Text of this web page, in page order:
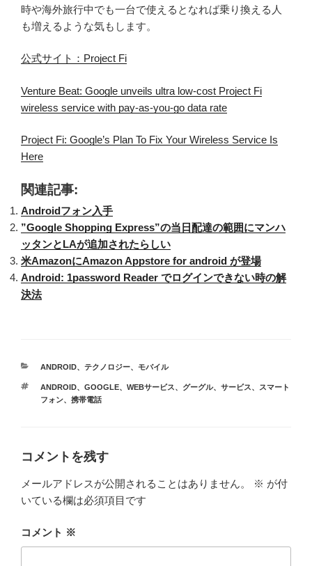
時や海外旅行中でも一台で使えるとなれば乗り換える人
も増えるような気もします。
公式サイト：Project Fi
Venture Beat: Google unveils ultra low-cost Project Fi
wireless service with pay-as-you-go data rate
Project Fi: Google’s Plan To Fix Your Wireless Service Is
Here
関連記事:
Androidフォン入手
”Google Shopping Express”の当日配達の範囲にマンハ
ッタンとLAが追加されたらしい
米AmazonにAmazon Appstore for android が登場
Android: 1password Reader でログインできない時の解
決法
カ
ゴ
リ
ANDROID、 テクノロジー、 モバイル
タ
グ
ANDROID、 GOOGLE、 WEBサービス、 グーグル、 サービス、
スマート
フォン、 携帯電話
コメントを残す
メールアドレスが公開されることはありません。 ※ が付
いている欄は必須項目です
コメント ※